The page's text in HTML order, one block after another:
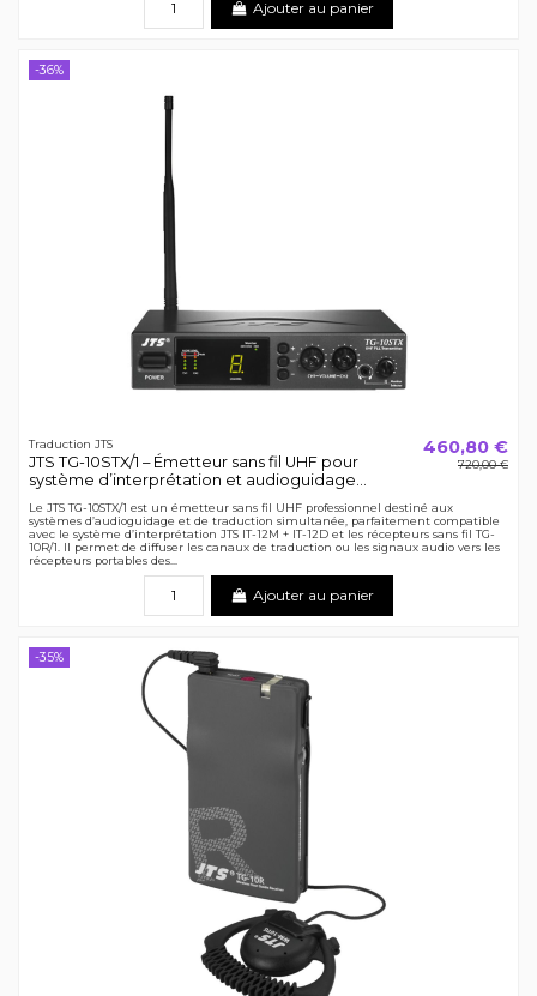
Ajouter au panier
-36%
Traduction JTS
JTS TG-10STX/1 – Émetteur sans fil UHF pour
système d’interprétation et audioguidage...
460,80 €
720,00 €
Le JTS TG-10STX/1 est un émetteur sans fil UHF professionnel destiné aux
systèmes d’audioguidage et de traduction simultanée, parfaitement compatible
avec le système d’interprétation JTS IT-12M + IT-12D et les récepteurs sans fil TG-
10R/1. Il permet de diffuser les canaux de traduction ou les signaux audio vers les
récepteurs portables des...
Ajouter au panier
-35%